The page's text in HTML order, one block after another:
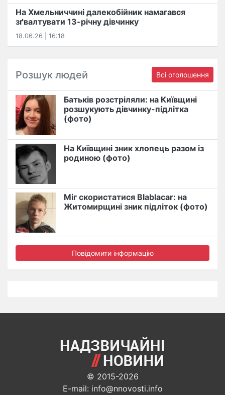
На Хмельниччині далекобійник намагався
зґвалтувати 13-річну дівчинку
18.06.26 | 16:18
Розшук людей Всі оголошення
Батьків розстріляли: на Київщині
розшукують дівчинку-підлітка
(фото)
На Київщині зник хлопець разом із
родиною (фото)
Міг скористатися Blablacar: на
Житомирщині зник підліток (фото)
Повідомити інформацію
© 2015-2026
E-mail: info@nnovosti.info